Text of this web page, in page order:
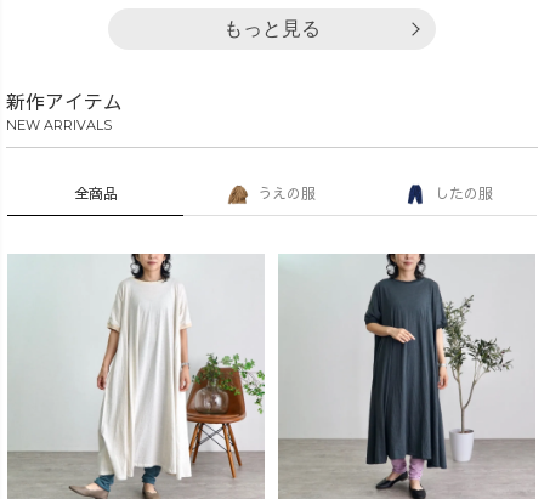
もっと見る
新作アイテム
NEW ARRIVALS
全商品 うえの服 したの服